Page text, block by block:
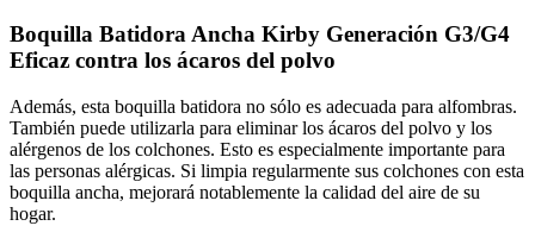
Boquilla Batidora Ancha Kirby Generación G3/G4
Eficaz contra los ácaros del polvo
Además, esta boquilla batidora no sólo es adecuada para alfombras.
También puede utilizarla para eliminar los ácaros del polvo y los
alérgenos de los colchones. Esto es especialmente importante para
las personas alérgicas. Si limpia regularmente sus colchones con esta
boquilla ancha, mejorará notablemente la calidad del aire de su
hogar.